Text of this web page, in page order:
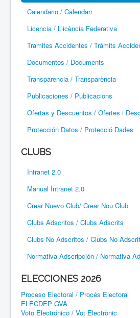
Ultraligeros / Ultralleugers
Vuelo Con Motor / Vol Amb Motor
Calendario / Calendari
Licencia / Llicència Federativa
Tramites Accidentes / Tràmits
Documentos / Documents
Transparencia / Transparència
Publicaciones / Publicacions
Ofertas y Descuentos / Ofertes i
Protección Datos / Protecció Dades
CLUBS
Intranet 2.0
Manual Intranet 2.0
Crear Nuevo Club/ Crear Nou Club
Clubs Adscritos / Clubs Adscrits
Clubs No Adscritos / Clubs No
Normativa Adscripción / Normativa
ELECCIONES 2026
Proceso Electoral / Procés Electoral
ELECDEP GVA
Voto Electrónico / Vot Electrònic